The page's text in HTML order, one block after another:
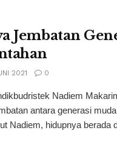
Jembatan
2021 0
Nadiem
antara generasi
Nadiem, hidupnya berada